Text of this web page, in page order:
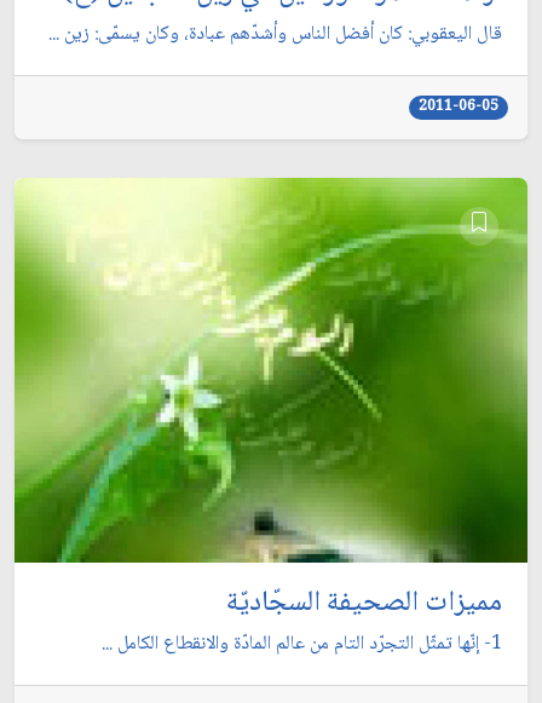
قال اليعقوبي: كان أفضل الناس وأشدّهم عبادة، وكان يسمّى: زين ...
2011-06-05
مميزات الصحيفة السجّاديّة
1- إنّها تمثّل التجرّد التام من عالم المادّة والانقطاع الكامل ...